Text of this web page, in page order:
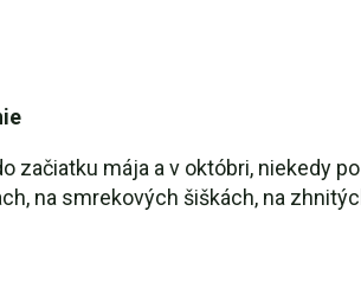
začiatku mája a v októbri, niekedy
na smrekových šiškách, na